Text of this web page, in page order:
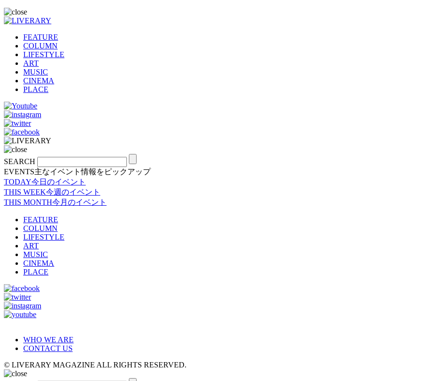
FEATURE
COLUMN
LIFESTYLE
ART
MUSIC
CINEMA
PLACE
SEARCH
EVENTS主なイベント情報をピックアップ
TODAY今日のイベント
THIS WEEK今週のイベント
THIS MONTH今月のイベント
FEATURE
COLUMN
LIFESTYLE
ART
MUSIC
CINEMA
PLACE
WHO WE ARE
CONTACT US
© LIVERARY MAGAZINE ALL RIGHTS RESERVED.